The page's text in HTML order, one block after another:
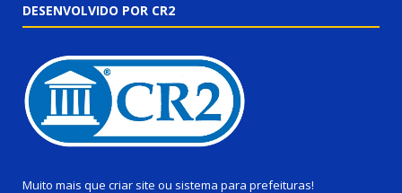
DESENVOLVIDO POR CR2
Muito mais que criar site ou sistema para prefeituras!